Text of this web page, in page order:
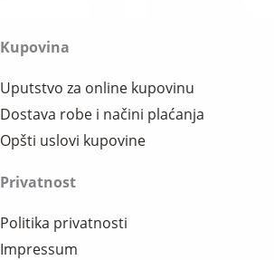
Kupovina
Uputstvo za online kupovinu
Dostava robe i načini plaćanja
Opšti uslovi kupovine
Privatnost
Politika privatnosti
Impressum